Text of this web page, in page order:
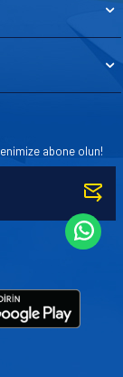
abone olun!